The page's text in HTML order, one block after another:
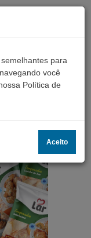
para
você
Política de
Aceito